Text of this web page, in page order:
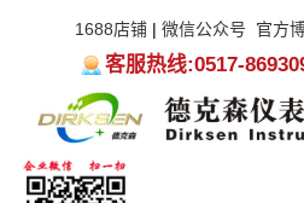
1688店铺| 微信公众号 官方
客服热线:0517-